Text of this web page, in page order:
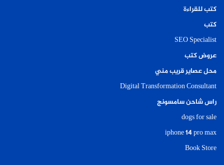
كتب للقراءة
كتب
SEO Specialist
عروض كتب
محل عصاير قريب مني
Digital Transformation Consultant
راس شاحن سامسونج
dogs for sale
iphone 14 pro max
Book Store